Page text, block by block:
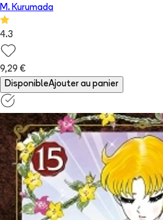
M. Kurumada
4.3
9,29 €
DisponibleAjouter au panier